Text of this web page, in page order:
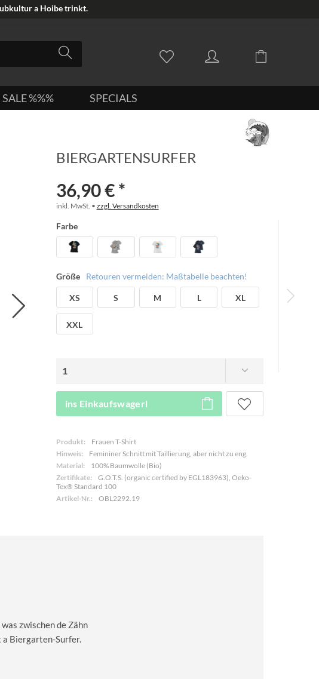
a Hoibe trinkt.
SALE %%% SPECIALS
BIERGARTENSURFER
36,90 € *
inkl. MwSt. • zzgl. Versandkosten
Farbe
Größe Retouren vermeiden: Maßtabelle beachten!
XS S M L XL
XXL
ins Einkaufswagerl
Produkt:
Frauen T-Shirt
Hinweis:
Femininer Schnitt mit Taillierung, aber nicht zu eng.
Material:
100% Baumwolle (Bio)
Zertifikate:
G.O.T.S. (organic certified by EGL183963), Oeko-
Tex® Standard 100
Artikel-Nr.:
OBL2292.19
zwischen de Zähn
a Biergarten-Surfer.